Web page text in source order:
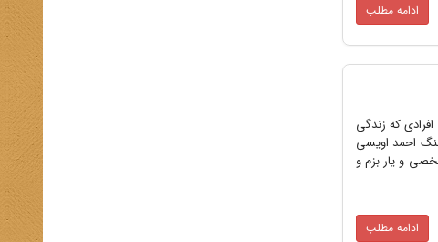
ادامه مطلب
که زندگی
احمد اویسی
و یار بزم و
ادامه مطلب